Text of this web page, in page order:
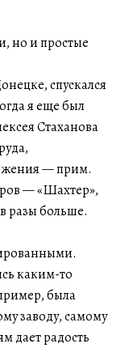
но и простые
спускался
я еще был
Стаханова
— прим.
— «Шахтер»,
разы больше.
каким-то
была
заводу, самому
дает радость